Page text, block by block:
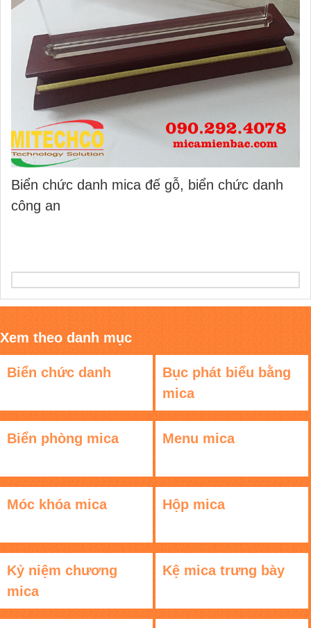
Biển chức danh mica đế gỗ, biển chức danh
công an
Xem theo danh mục
Biển chức danh
Bục phát biểu bằng
mica
Biển phòng mica Menu mica
Móc khóa mica Hộp mica
Kỷ niệm chương
mica
Kệ mica trưng bày